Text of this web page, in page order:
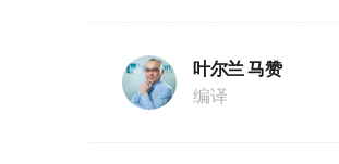
叶尔兰 马赞
编译